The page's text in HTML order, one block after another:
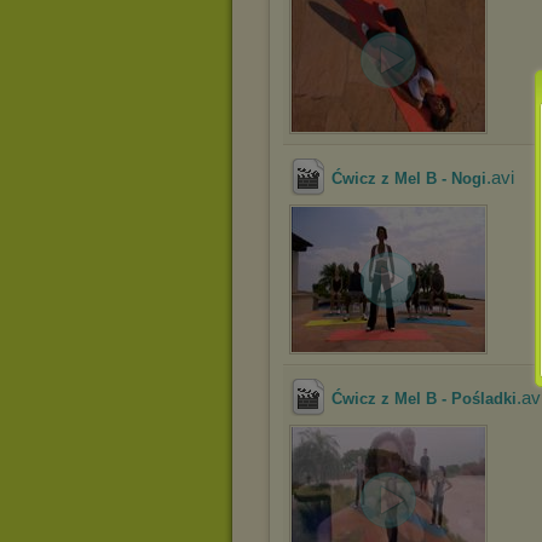
Ćwicz z Mel B - Nogi.avi
Ćwicz z Mel B - Pośladki